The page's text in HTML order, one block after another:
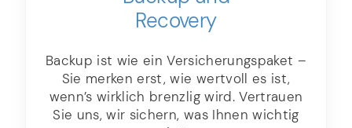
Recovery
Backup ist wie ein Versicherungspaket –
Sie merken erst, wie wertvoll es ist,
wenn’s wirklich brenzlig wird. Vertrauen
Sie uns, wir sichern, was Ihnen wichtig